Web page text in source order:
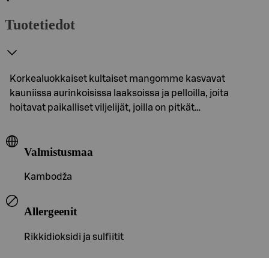
Tuotetiedot
Korkealuokkaiset kultaiset mangomme kasvavat
kauniissa aurinkoisissa laaksoissa ja pelloilla, joita
hoitavat paikalliset viljelijät, joilla on pitkät…
Valmistusmaa
Kambodža
Allergeenit
Rikkidioksidi ja sulfiitit